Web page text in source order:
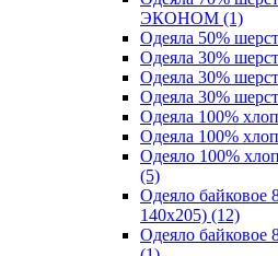
ЭКОНОМ (1)
Одеяла 50%
Одеяла 30%
Одеяла 30%
Одеяла 30%
Одеяла 100%
Одеяла 100%
Одеяло 100%
(5)
Одеяло байковое
140х205) (12)
Одеяло байковое